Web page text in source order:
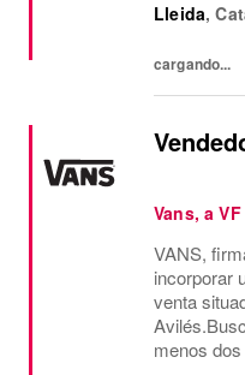
inspirador
Lleida,
cargando...
Vans, a
VANS,
incorporar
venta
menos